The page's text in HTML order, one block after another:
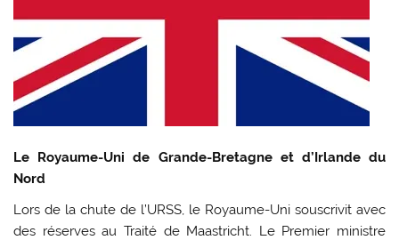
Le Royaume-Uni de Grande-Bretagne et d’Irlande du
Nord
Lors de la chute de l’URSS, le Royaume-Uni souscrivit avec
des réserves au Traité de Maastricht. Le Premier ministre